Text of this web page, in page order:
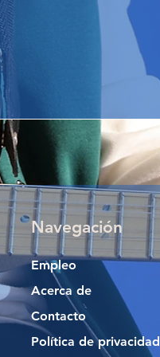
Navegación
Empleo
Acerca de
Contacto
Política de privacidad